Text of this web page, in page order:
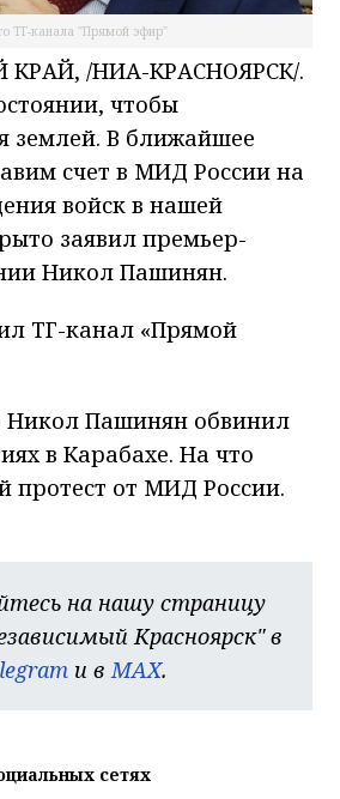
ТГ-канала "Прямой эфир"
КРАЙ, /НИА-КРАСНОЯРСК/.
чтобы
землей. В ближайшее
счет в МИД России на
войск в нашей
заявил премьер-
Никол Пашинян.
ТГ-канал «Прямой
Пашинян обвинил
в Карабахе. На что
протест от МИД России.
на нашу страницу
Красноярск" в
и вMAX.
сетях